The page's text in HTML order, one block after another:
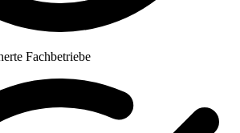
Fachbetriebe